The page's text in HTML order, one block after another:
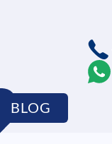
BLOG